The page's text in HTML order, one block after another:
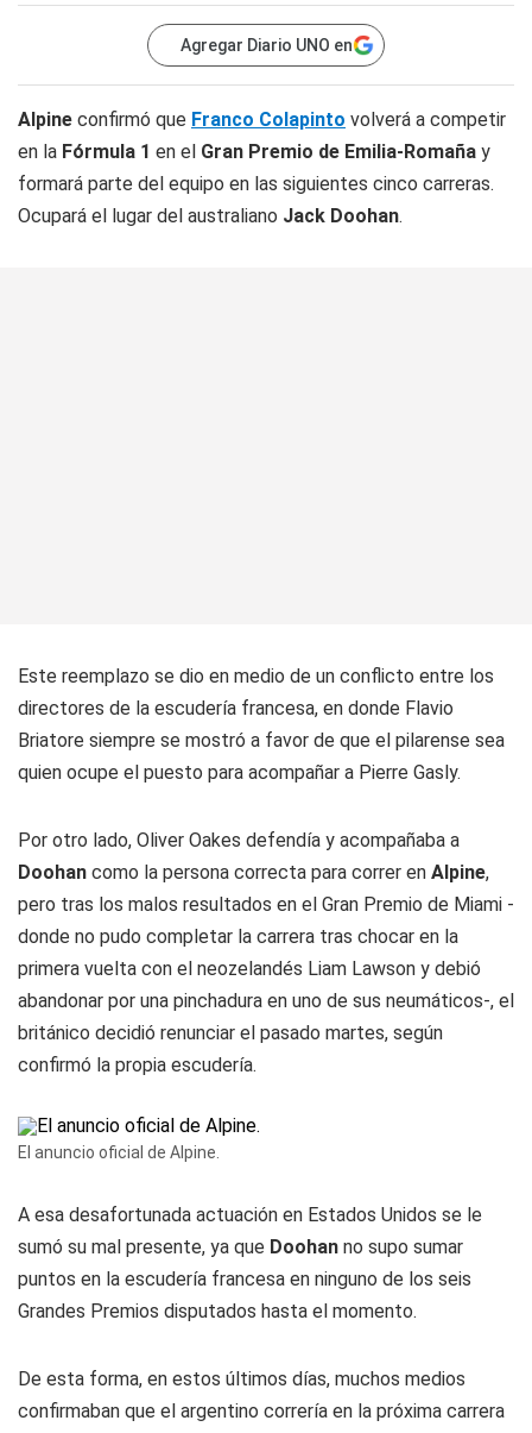
Agregar Diario UNO en
Alpine confirmó que Franco Colapinto volverá a competir
en la Fórmula 1 en el Gran Premio de Emilia-Romaña y
formará parte del equipo en las siguientes cinco carreras.
Ocupará el lugar del australiano Jack Doohan.
Este reemplazo se dio en medio de un conflicto entre los
directores de la escudería francesa, en donde Flavio
Briatore siempre se mostró a favor de que el pilarense sea
quien ocupe el puesto para acompañar a Pierre Gasly.
Por otro lado, Oliver Oakes defendía y acompañaba a
Doohan como la persona correcta para correr en Alpine,
pero tras los malos resultados en el Gran Premio de Miami -
donde no pudo completar la carrera tras chocar en la
primera vuelta con el neozelandés Liam Lawson y debió
abandonar por una pinchadura en uno de sus neumáticos-, el
británico decidió renunciar el pasado martes, según
confirmó la propia escudería.
El anuncio oficial de Alpine.
A esa desafortunada actuación en Estados Unidos se le
sumó su mal presente, ya que Doohan no supo sumar
puntos en la escudería francesa en ninguno de los seis
Grandes Premios disputados hasta el momento.
De esta forma, en estos últimos días, muchos medios
confirmaban que el argentino correría en la próxima carrera